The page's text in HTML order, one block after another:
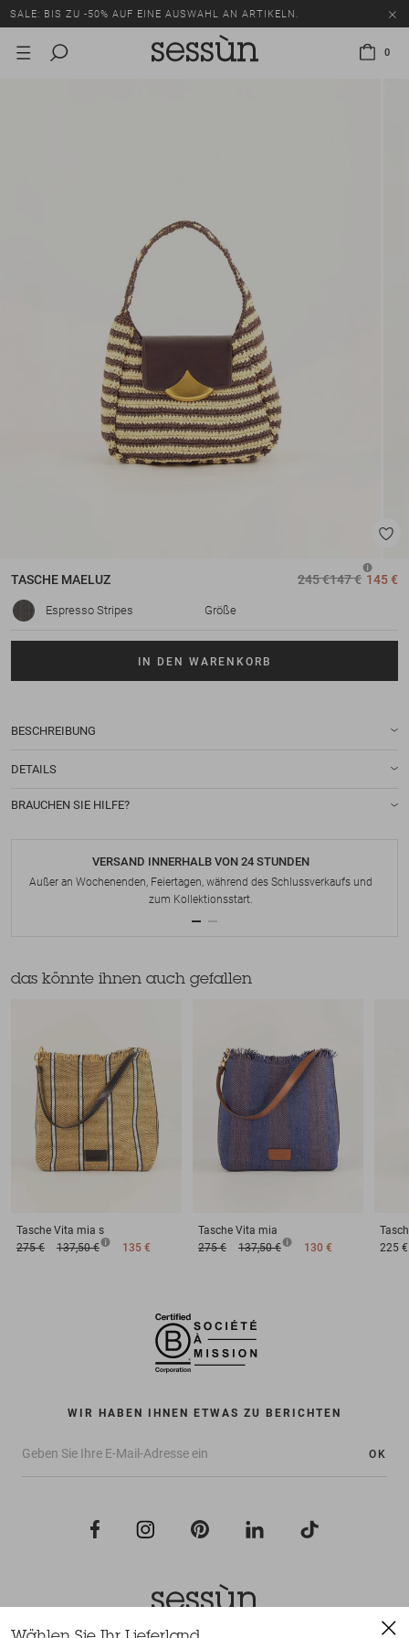
SALE: BIS ZU -50% AUF EINE AUSWAHL AN ARTIKELN.
0
TASCHE MAELUZ 245 €147 € 145 €
Espresso Stripes Größe
IN DEN WARENKORB
BESCHREIBUNG
DETAILS
BRAUCHEN SIE HILFE?
VERSAND INNERHALB VON 24 STUNDEN
Außer an Wochenenden, Feiertagen, während des Schlussverkaufs und
zum Kollektionsstart.
das könnte ihnen auch gefallen
Tasche Vita mia s
275 €
137,50 € 135 €
Tasche Vita mia
275 €
137,50 € 130 €
225 €
WIR HABEN IHNEN ETWAS ZU BERICHTEN
OK